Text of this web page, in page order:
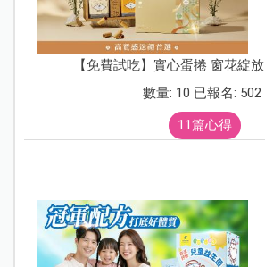
【免費試吃】實心蛋捲 窗花綻
數量: 10 已報名: 502
11篇心得